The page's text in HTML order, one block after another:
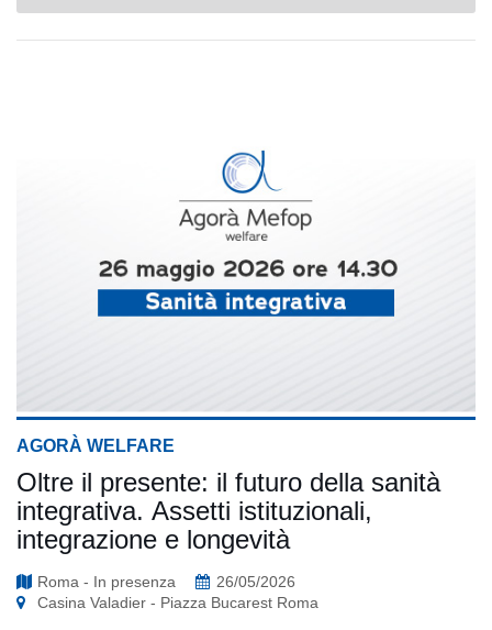
AGORÀ WELFARE
Oltre il presente: il futuro della sanità
integrativa. Assetti istituzionali,
integrazione e longevità
Roma - In presenza
26/05/2026
Casina Valadier - Piazza Bucarest Roma